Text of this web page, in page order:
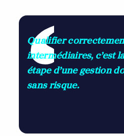
Qualifier
intermédiaires, c’est
étape d’une gestion
sans risque.